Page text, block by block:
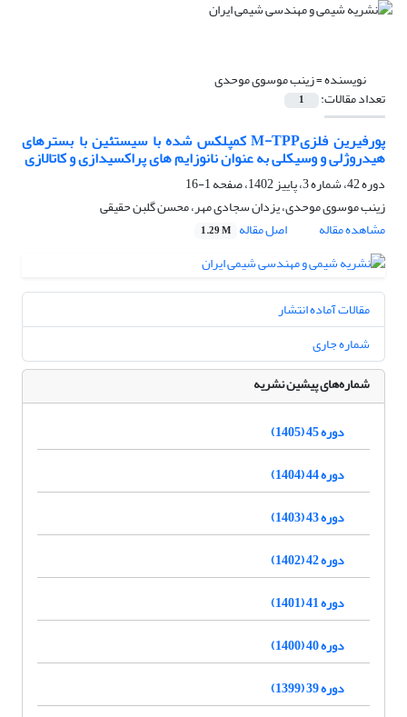
نویسنده =زینب موسوی موحدی
تعداد مقالات: 1
پورفیرین فلزیM-TPP کمپلکس شده با سیستئین با بسترهای
هیدروژلی و وسیکلی به عنوان نانوزایم های پراکسیدازی و کاتالازی
دوره 42، شماره 3، پاییز 1402، صفحه
1-16
زینب موسوی موحدی، یزدان سجادی مهر، محسن گلبن حقیقی
مشاهده مقاله
اصل مقاله 1.29 M
مقالات آماده انتشار
شماره جاری
شماره‌های پیشین نشریه
دوره 45 (1405)
دوره 44 (1404)
دوره 43 (1403)
دوره 42 (1402)
دوره 41 (1401)
دوره 40 (1400)
دوره 39 (1399)